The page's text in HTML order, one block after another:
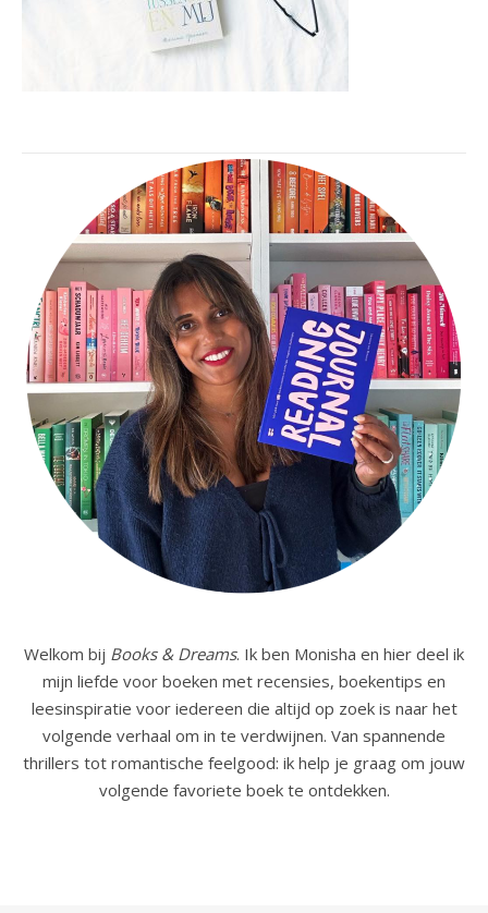
Welkom bij Books & Dreams. Ik ben Monisha en hier deel ik
mijn liefde voor boeken met recensies, boekentips en
leesinspiratie voor iedereen die altijd op zoek is naar het
volgende verhaal om in te verdwijnen. Van spannende
thrillers tot romantische feelgood: ik help je graag om jouw
volgende favoriete boek te ontdekken.